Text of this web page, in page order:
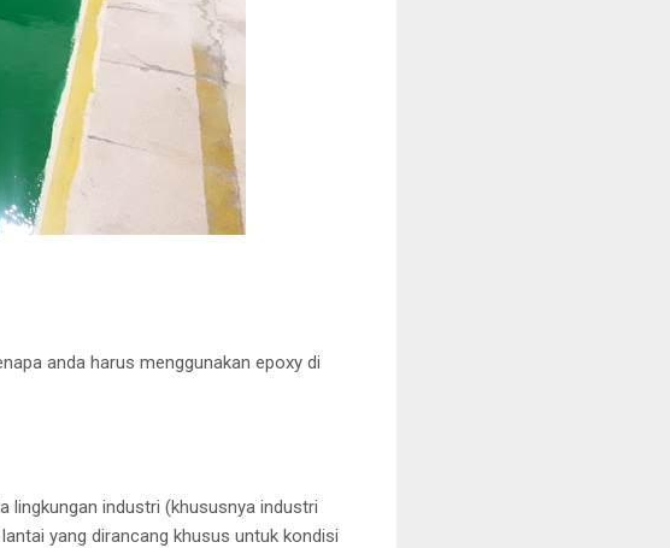
anda harus menggunakan epoxy di
lingkungan industri (khususnya industri
yang dirancang khusus untuk kondisi